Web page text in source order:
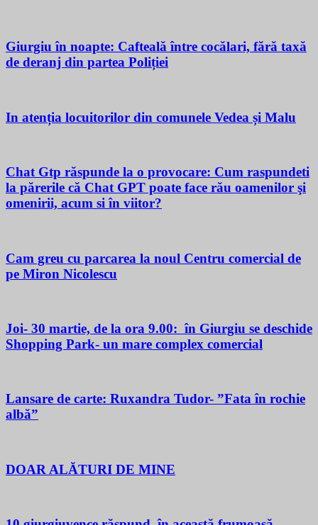
Giurgiu în noapte: Cafteală între cocălari, fără taxă
de deranj din partea Poliției
In atenția locuitorilor din comunele Vedea și Malu
Chat Gtp răspunde la o provocare: Cum raspundeti
la părerile că Chat GPT poate face rău oamenilor şi
omenirii, acum si în viitor?
Cam greu cu parcarea la noul Centru comercial de
pe Miron Nicolescu
Joi- 30 martie, de la ora 9.00: în Giurgiu se deschide
Shopping Park- un mare complex comercial
Lansare de carte: Ruxandra Tudor- ”Fata în rochie
albă”
DOAR ALĂTURI DE MINE